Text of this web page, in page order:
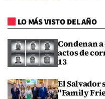
LO MÁS VISTO DEL AÑO
Condenan
actos de
13
El Salvador
"Family